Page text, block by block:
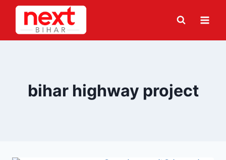
Skip
content
bihar highway project